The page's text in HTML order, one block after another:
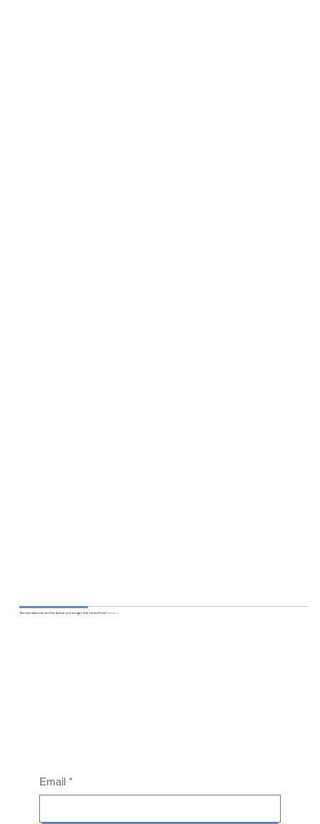
Do not miss out on the latest prices get the news FromDaluco
Email *